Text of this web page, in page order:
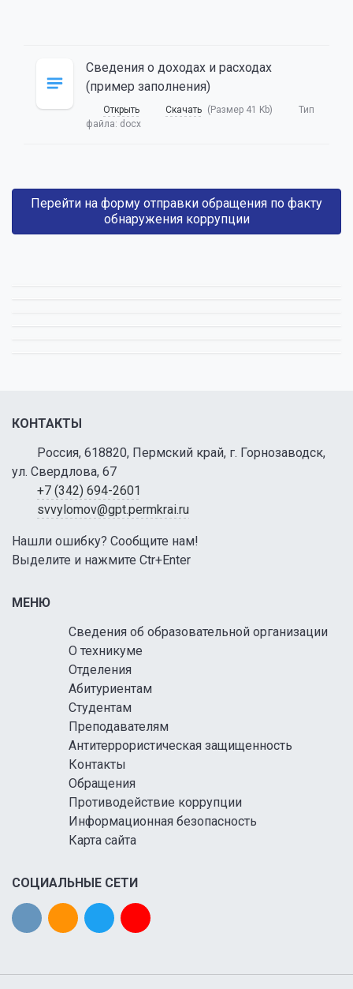
Сведения о доходах и расходах
(пример заполнения)
Открыть Скачать (Размер 41 Kb)
Тип
файла: docx
Перейти на форму отправки обращения по факту
обнаружения коррупции
КОНТАКТЫ
Россия, 618820, Пермский край, г. Горнозаводск,
ул. Свердлова, 67
+7 (342) 694-2601
svvylomov@gpt.permkrai.ru
Нашли ошибку? Сообщите нам!
Выделите и нажмите Ctr+Enter
МЕНЮ
Сведения об образовательной организации
О техникуме
Отделения
Абитуриентам
Студентам
Преподавателям
Антитеррористическая защищенность
Контакты
Обращения
Противодействие коррупции
Информационная безопасность
Карта сайта
СОЦИАЛЬНЫЕ СЕТИ